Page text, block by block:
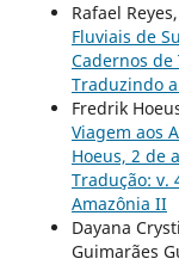
Rafael
Fluviais de
Cadernos de
Traduzindo
Fredrik
Viagem aos
Hoeus, 2 de
Tradução: v.
Amazônia II
Dayana
Guimarães